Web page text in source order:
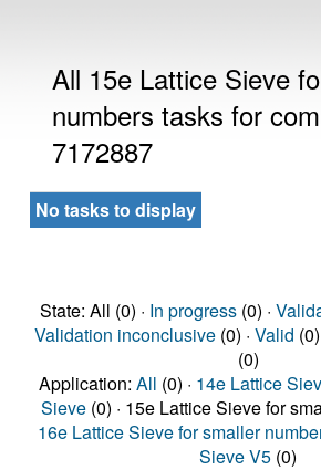
All 15e Lattice Sieve
numbers tasks for
7172887
No tasks to display
State: All (0) · In progress(0) ·
Validation inconclusive(0) · Valid (0)
(0)
Application: All (0) · 14e Lattice
Sieve (0) · 15e Lattice Sieve for
16e Lattice Sieve for smaller
Sieve V5 (0)